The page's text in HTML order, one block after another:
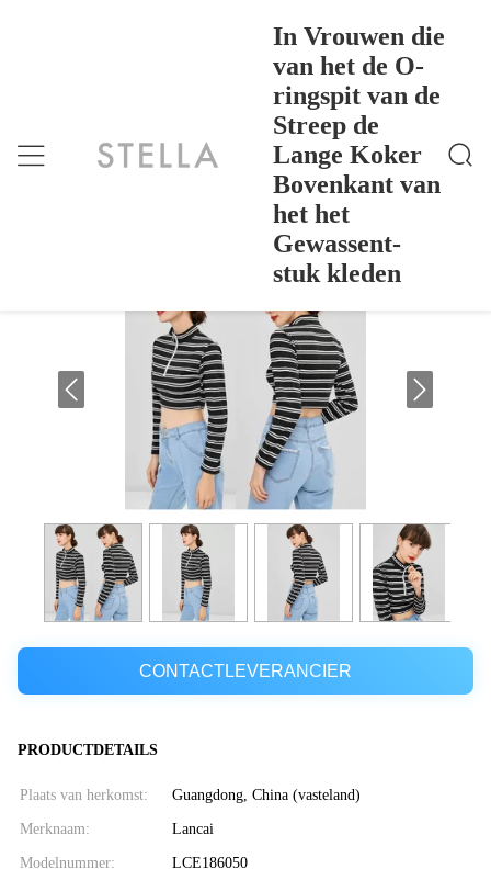
In Vrouwen die
van het de O-
ringspit van de
Streep de
Lange Koker
Bovenkant van
het het
Gewassent-
stuk kleden
In Vrouwen Die Van Het De O-Ringspit Van De Stre
Ep De Lange Koker Bovenkant Van Het Het Gewasse
In Vrouwen die van het de O-ringspit
van de Streep de Lange Koker
Bovenkant van het het Gewassent-stuk
CONTACTLEVERANCIER
PRODUCTDETAILS
Plaats van herkomst: Guangdong, China (vasteland)
Merknaam: Lancai
Modelnummer: LCE186050